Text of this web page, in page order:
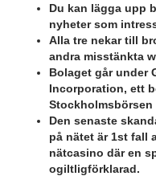
Du kan lägga upp
nyheter som
Alla tre nekar till
andra misstänkta
Bolaget går under
Incorporation, ett
Stockholmsbörsen
Den senaste
på nätet är 1st fall
nätcasino där en
ogiltligförklarad.